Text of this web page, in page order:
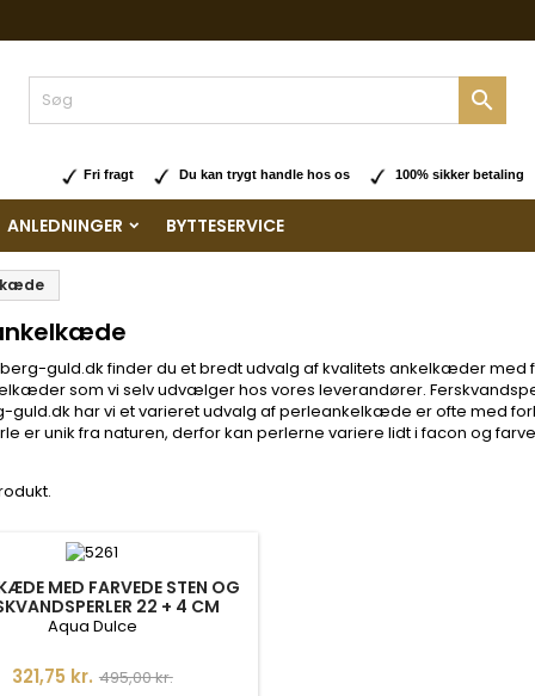

Fri fragt Du kan trygt handle hos os 100% sikker betaling
ANLEDNINGER BYTTESERVICE
guld.dk finder du et bredt udvalg af kvalitets ankelkæder med
som vi selv udvælger hos vores leverandører.
guld.dk har vi et varieret udvalg af perleankelkæde er ofte med
er unik fra naturen, derfor kan perlerne variere lidt i facon og
MED FARVEDE STEN OG
22 + 4 CM
Aqua Dulce
Pris
321,75 kr. Normalpris
495,00 kr.